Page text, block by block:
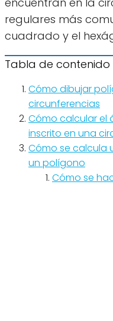
regulares más
cuadrado y el
Tabla de contenido
Cómo dibujar
circunferencias
Cómo calcular el
inscrito en una
Cómo se calcula
un polígono
Cómo se